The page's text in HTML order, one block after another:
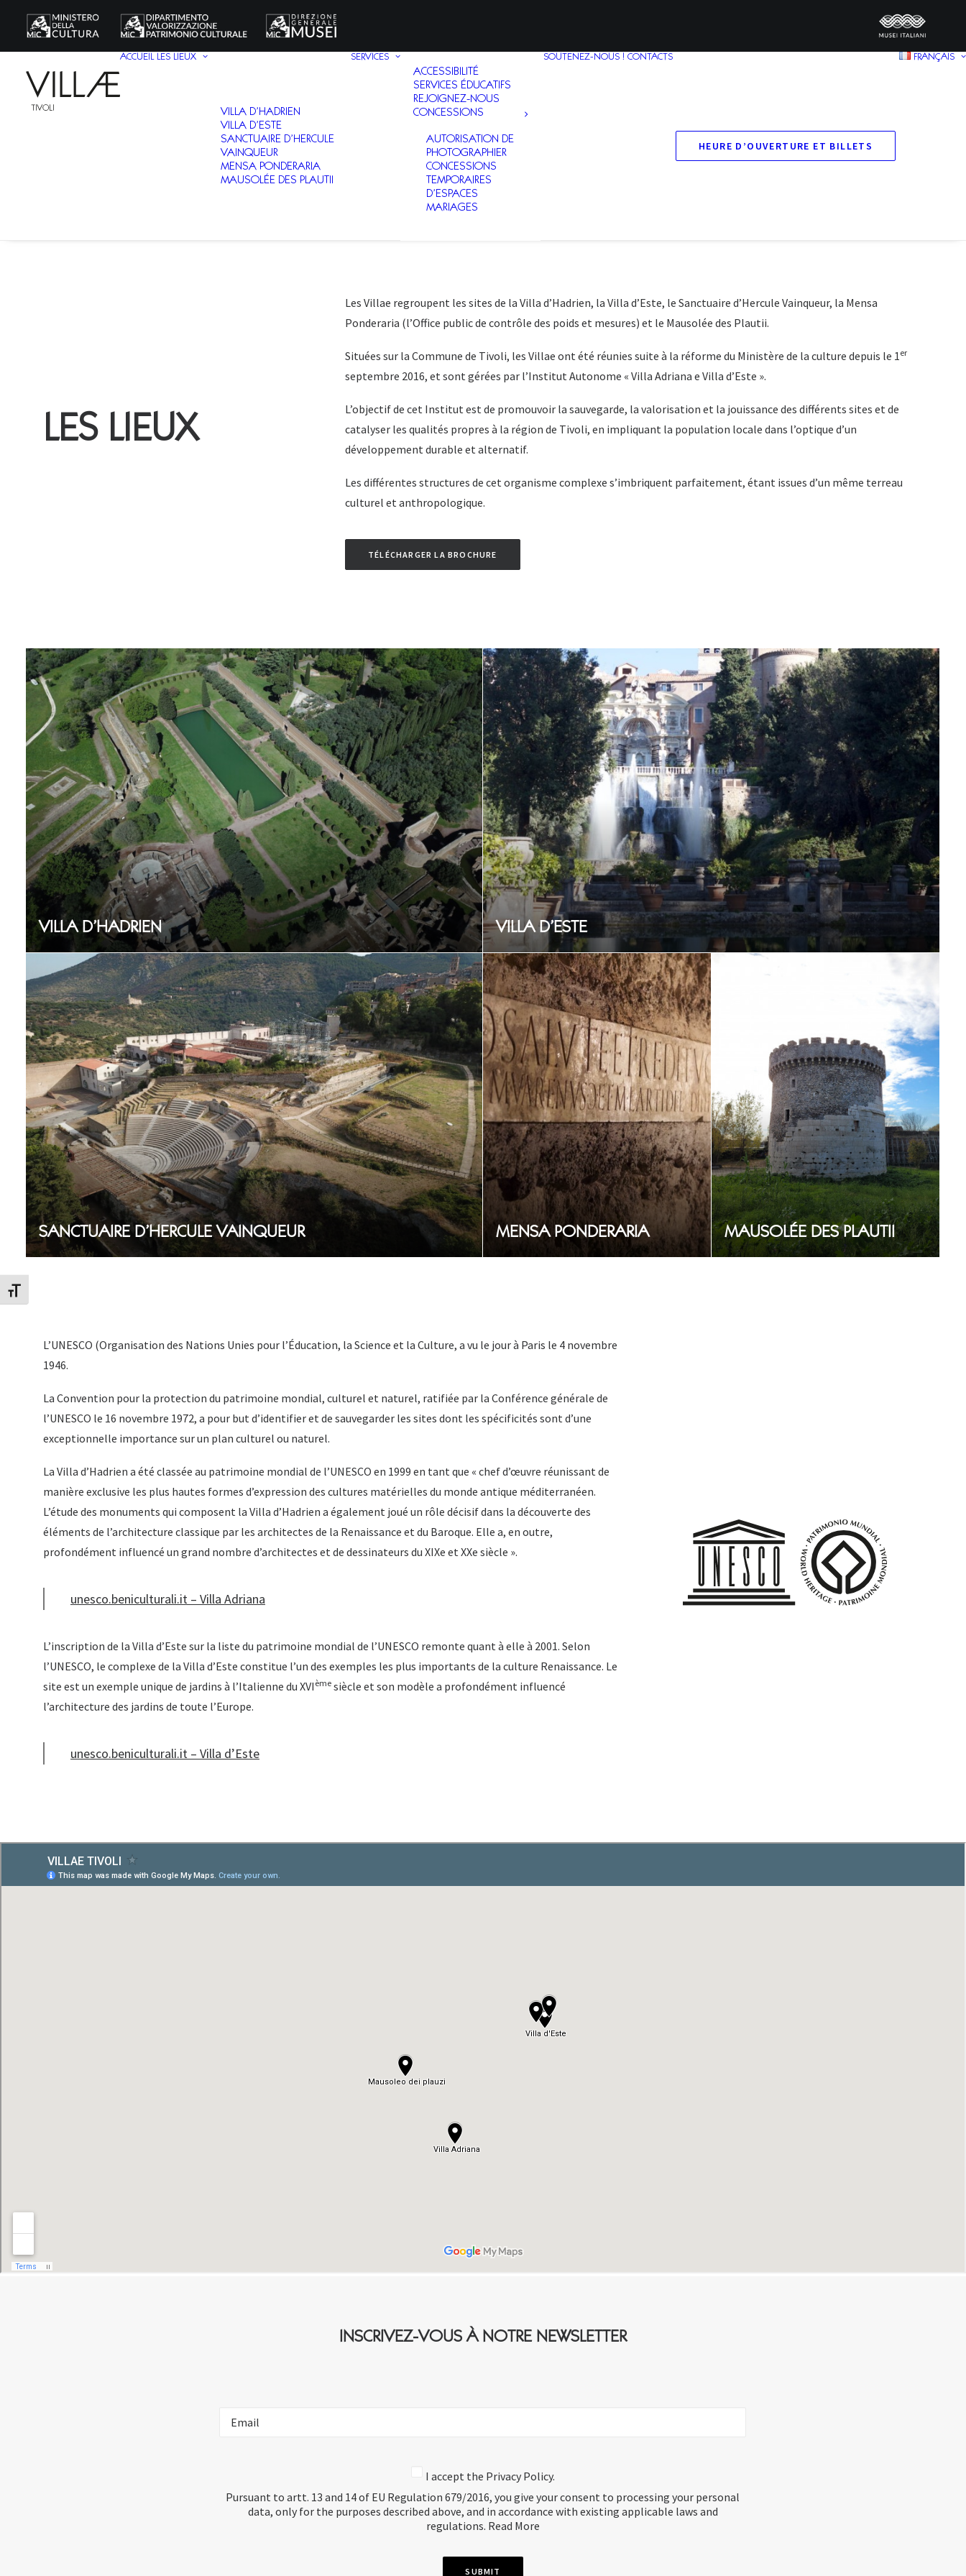
Changer la taille de la police
ACCUEIL LES LIEUX
VILLA D’HADRIEN
VILLA D’ESTE
SANCTUAIRE D’HERCULE
VAINQUEUR
MENSA PONDERARIA
MAUSOLÉE DES PLAUTII
SERVICES
ACCESSIBILITÉ
SERVICES ÉDUCATIFS
REJOIGNEZ-NOUS
CONCESSIONS
AUTORISATION DE
PHOTOGRAPHIER
CONCESSIONS
TEMPORAIRES
D’ESPACES
MARIAGES
SOUTENEZ-NOUS ! CONTACTS
HEURE D’OUVERTURE ET BILLETS
FRANÇAIS
LES LIEUX
Les Villae regroupent les sites de la Villa d’Hadrien, la Villa d’Este, le Sanctuaire d’Hercule Vainqueur, la Mensa
Ponderaria (l’Office public de contrôle des poids et mesures) et le Mausolée des Plautii.
Situées sur la Commune de Tivoli, les Villae ont été réunies suite à la réforme du Ministère de la culture depuis le 1er
septembre 2016, et sont gérées par l’Institut Autonome « Villa Adriana e Villa d’Este ».
L’objectif de cet Institut est de promouvoir la sauvegarde, la valorisation et la jouissance des différents sites et de
catalyser les qualités propres à la région de Tivoli, en impliquant la population locale dans l’optique d’un
développement durable et alternatif.
Les différentes structures de cet organisme complexe s’imbriquent parfaitement, étant issues d’un même terreau
culturel et anthropologique.
TÉLÉCHARGER LA BROCHURE
VILLA D’HADRIEN VILLA D’ESTE
SANCTUAIRE D’HERCULE VAINQUEUR MENSA PONDERARIA MAUSOLÉE DES PLAUTII
L’UNESCO (Organisation des Nations Unies pour l’Éducation, la Science et la Culture, a vu le jour à Paris le 4 novembre
1946.
La Convention pour la protection du patrimoine mondial, culturel et naturel, ratifiée par la Conférence générale de
l’UNESCO le 16 novembre 1972, a pour but d’identifier et de sauvegarder les sites dont les spécificités sont d’une
exceptionnelle importance sur un plan culturel ou naturel.
La Villa d’Hadrien a été classée au patrimoine mondial de l’UNESCO en 1999 en tant que « chef d’œuvre réunissant de
manière exclusive les plus hautes formes d’expression des cultures matérielles du monde antique méditerranéen.
L’étude des monuments qui composent la Villa d’Hadrien a également joué un rôle décisif dans la découverte des
éléments de l’architecture classique par les architectes de la Renaissance et du Baroque. Elle a, en outre,
profondément influencé un grand nombre d’architectes et de dessinateurs du XIXe et XXe siècle ».
unesco.beniculturali.it – Villa Adriana
L’inscription de la Villa d’Este sur la liste du patrimoine mondial de l’UNESCO remonte quant à elle à 2001. Selon
l’UNESCO, le complexe de la Villa d’Este constitue l’un des exemples les plus importants de la culture Renaissance. Le
site est un exemple unique de jardins à l’Italienne du XVI ème siècle et son modèle a profondément influencé
l’architecture des jardins de toute l’Europe.
unesco.beniculturali.it – Villa d’Este
INSCRIVEZ-VOUS À NOTRE NEWSLETTER
I accept the Privacy Policy.
Pursuant to artt. 13 and 14 of EU Regulation 679/2016, you give your consent to processing your personal
data, only for the purposes described above, and in accordance with existing applicable laws and
regulations. Read More